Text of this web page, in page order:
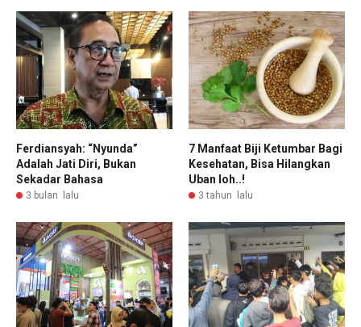
Ferdiansyah: “Nyunda”
Adalah Jati Diri, Bukan
Sekadar Bahasa
3 bulan lalu
7 Manfaat Biji Ketumbar Bagi
Kesehatan, Bisa Hilangkan
Uban loh..!
3 tahun lalu